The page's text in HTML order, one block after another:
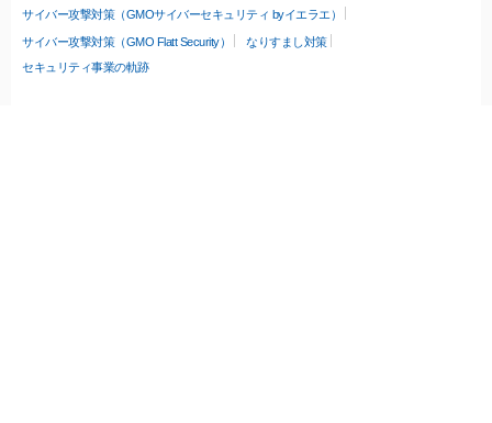
サイバー攻撃対策（GMOサイバーセキュリティ byイエラエ）
サイバー攻撃対策（GMO Flatt Security）
なりすまし対策
セキュリティ事業の軌跡